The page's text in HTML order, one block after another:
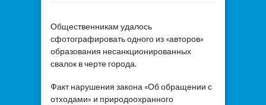
Общественникам удалось
сфотографировать одного из «авторов»
образования несанкционированных
свалок в черте города.
Факт нарушения закона «Об обращении с
отходами» и природоохранного